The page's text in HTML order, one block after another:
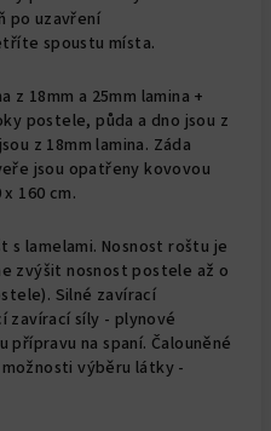
po uzavření
spoustu místa.
z 18mm a 25mm lamina +
postele, půda a dno jsou z
z 18mm lamina. Záda
jsou opatřeny kovovou
160 cm.
lamelami. Nosnost roštu je
zvýšit nosnost postele až o
Silné zavírací
zavírací síly - plynové
na spaní. Čalouněné
výběru látky -